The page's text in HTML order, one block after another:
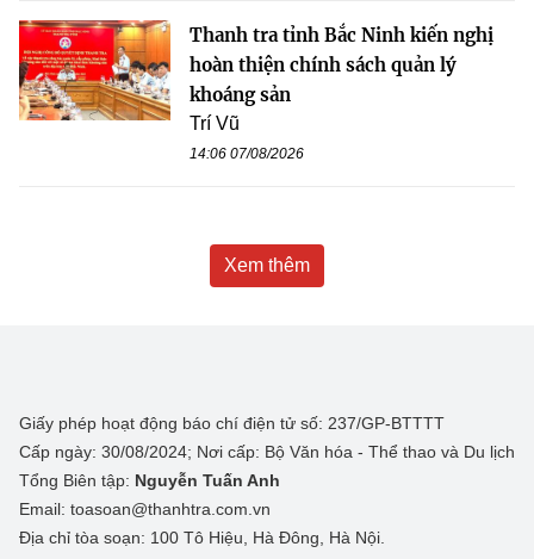
Thanh tra tỉnh Bắc Ninh kiến nghị
hoàn thiện chính sách quản lý
khoáng sản
Trí Vũ
14:06 07/08/2026
Xem thêm
Giấy phép hoạt động báo chí điện tử số: 237/GP-BTTTT
Cấp ngày: 30/08/2024; Nơi cấp: Bộ Văn hóa - Thể thao và Du lịch
Tổng Biên tập: Nguyễn Tuấn Anh
Email: toasoan@thanhtra.com.vn
Địa chỉ tòa soạn: 100 Tô Hiệu, Hà Đông, Hà Nội.